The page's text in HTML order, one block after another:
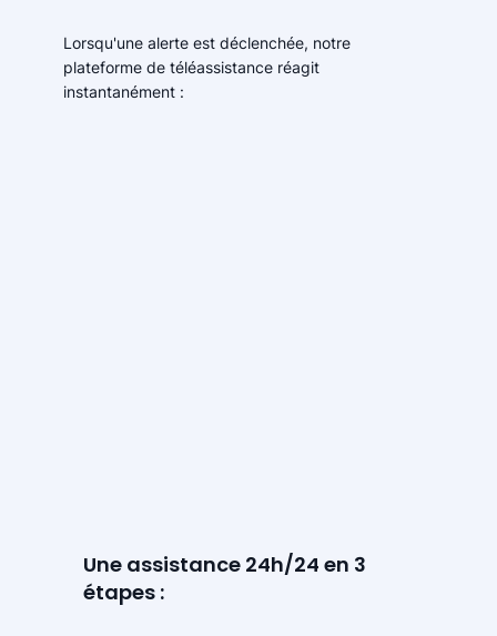
Lorsqu'une alerte est déclenchée, notre
plateforme de téléassistance réagit
instantanément :
Une assistance 24h/24 en 3
étapes :